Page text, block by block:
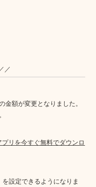
／
額が変更となりました。
リを今すぐ無料でダウンロ
設定できるようになりま